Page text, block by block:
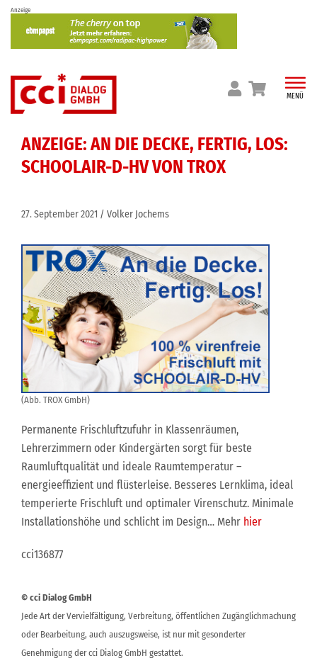
Skip
content
Anzeige
MENÜ
ANZEIGE: AN DIE DECKE, FERTIG, LOS:
SCHOOLAIR-D-HV VON TROX
27. September 2021 Volker Jochems
(Abb. TROX GmbH)
Permanente Frischluftzufuhr in Klassenräumen,
Lehrerzimmern oder Kindergärten sorgt für beste
Raumluftqualität und ideale Raumtemperatur –
energieeffizient und flüsterleise. Besseres Lernklima, ideal
temperierte Frischluft und optimaler Virenschutz. Minimale
Installationshöhe und schlicht im Design… Mehr hier
cci136877
© cci Dialog GmbH
Jede Art der Vervielfältigung, Verbreitung, öffentlichen Zugänglichmachung
oder Bearbeitung, auch auszugsweise, ist nur mit gesonderter
Genehmigung der cci Dialog GmbH gestattet.